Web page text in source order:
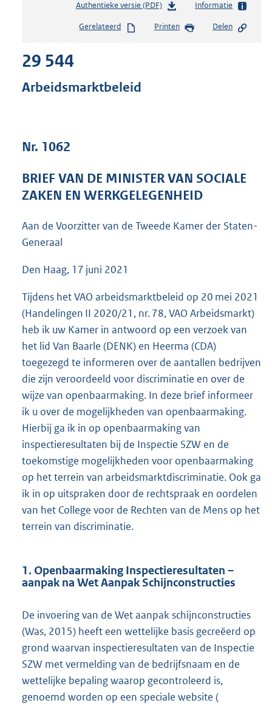
Authentieke versie (PDF)b
s
e
:
0
Informatie
Gerelateerd Printen Delen
29 544
Arbeidsmarktbeleid
Nr. 1062
BRIEF VAN DE MINISTER VAN SOCIALE
ZAKEN EN WERKGELEGENHEID
Aan de Voorzitter van de Tweede Kamer der Staten-
Generaal
Den Haag, 17 juni 2021
Tijdens het VAO arbeidsmarktbeleid op 20 mei 2021
(Handelingen II 2020/21, nr. 78, VAO Arbeidsmarkt)
heb ik uw Kamer in antwoord op een verzoek van
het lid Van Baarle (DENK) en Heerma (CDA)
toegezegd te informeren over de aantallen bedrijven
die zijn veroordeeld voor discriminatie en over de
wijze van openbaarmaking. In deze brief informeer
ik u over de mogelijkheden van openbaarmaking.
Hierbij ga ik in op openbaarmaking van
inspectieresultaten bij de Inspectie SZW en de
toekomstige mogelijkheden voor openbaarmaking
op het terrein van arbeidsmarktdiscriminatie. Ook ga
ik in op uitspraken door de rechtspraak en oordelen
van het College voor de Rechten van de Mens op het
terrein van discriminatie.
1. Openbaarmaking Inspectieresultaten –
aanpak na Wet Aanpak Schijnconstructies
De invoering van de Wet aanpak schijnconstructies
(Was, 2015) heeft een wettelijke basis gecreëerd op
grond waarvan inspectieresultaten van de Inspectie
SZW met vermelding van de bedrijfsnaam en de
wettelijke bepaling waarop gecontroleerd is,
genoemd worden op een speciale website (